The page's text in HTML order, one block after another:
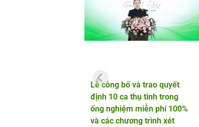
Lễ công bố và trao quyết
định 10 ca thụ tinh trong
ống nghiệm miễn phí 100%
và các chương trình xét